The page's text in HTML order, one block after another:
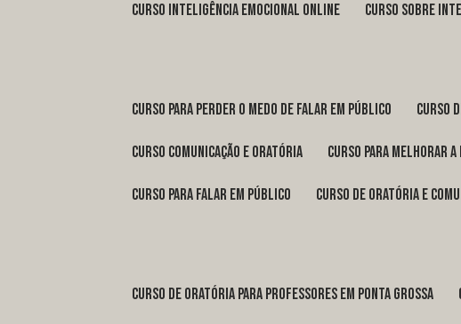
curso inteligência emocional online curso sobre
curso para perder o medo de falar em público curso
curso comunicação e oratória curso para melhorar a
curso para falar em público curso de oratória e
curso de oratória para professores em Ponta Grossa